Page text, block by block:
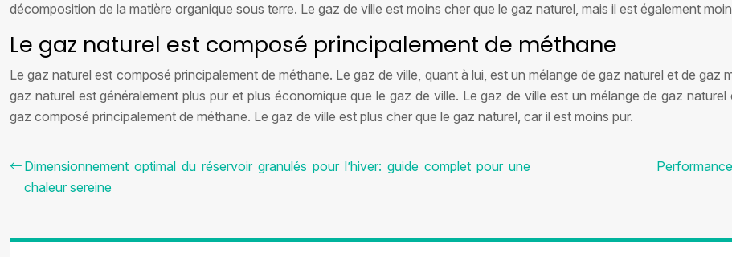
décomposition de la matière organique sous terre. Le gaz de ville est moins cher que le gaz naturel, mais il est également
Le gaz naturel est composé principalement de méthane
Le gaz naturel est composé principalement de méthane. Le gaz de ville, quant à lui, est un mélange de gaz naturel et de
gaz naturel est généralement plus pur et plus économique que le gaz de ville. Le gaz de ville est un mélange de gaz
gaz composé principalement de méthane. Le gaz de ville est plus cher que le gaz naturel, car il est moins pur.
Dimensionnement optimal du réservoir granulés pour l’hiver: guide complet pour une
chaleur sereine